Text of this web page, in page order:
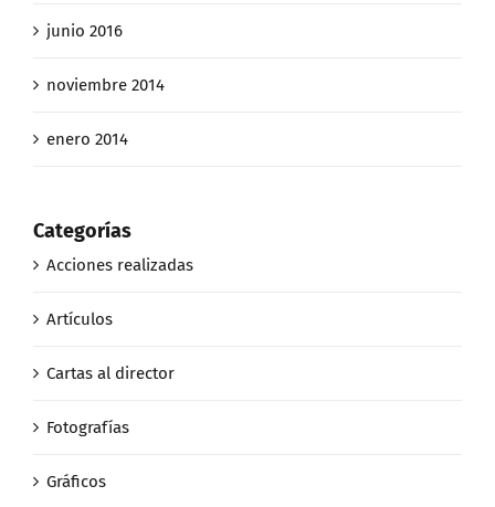
junio 2016
noviembre 2014
enero 2014
Categorías
Acciones realizadas
Artículos
Cartas al director
Fotografías
Gráficos